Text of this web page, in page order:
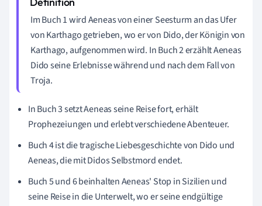
Im Buch 1 wird Aeneas von einer Seesturm an das Ufer
von Karthago getrieben, wo er von Dido, der Königin von
Karthago, aufgenommen wird. In Buch 2 erzählt Aeneas
Dido seine Erlebnisse während und nach dem Fall von
Troja.
In Buch 3 setzt Aeneas seine Reise fort, erhält
Prophezeiungen und erlebt verschiedene Abenteuer.
Buch 4 ist die tragische Liebesgeschichte von Dido und
Aeneas, die mit Didos Selbstmord endet.
Buch 5 und 6 beinhalten Aeneas' Stop in Sizilien und
seine Reise in die Unterwelt, wo er seine endgültige